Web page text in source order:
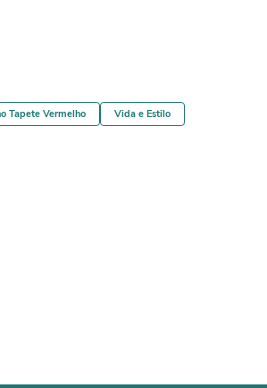
Tapete Vermelho
Vida e Estilo